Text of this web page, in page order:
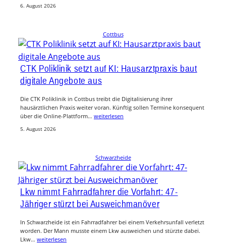
6. August 2026
Cottbus
CTK Poliklinik setzt auf KI: Hausarztpraxis baut
digitale Angebote aus
Die CTK Poliklinik in Cottbus treibt die Digitalisierung ihrer
hausärztlichen Praxis weiter voran. Künftig sollen Termine konsequent
über die Online-Plattform… weiterlesen
5. August 2026
Schwarzheide
Lkw nimmt Fahrradfahrer die Vorfahrt: 47-
Jähriger stürzt bei Ausweichmanöver
In Schwarzheide ist ein Fahrradfahrer bei einem Verkehrsunfall verletzt
worden. Der Mann musste einem Lkw ausweichen und stürzte dabei.
Lkw… weiterlesen